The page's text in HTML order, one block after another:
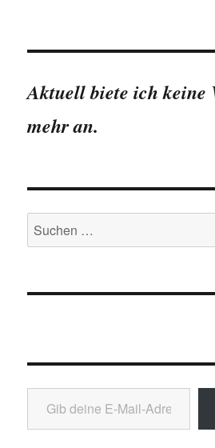
Beiträge
Aktuell biete ich keine
mehr an.
Suchen
nach:
Gib deine E-Mail-Adresse ein ...